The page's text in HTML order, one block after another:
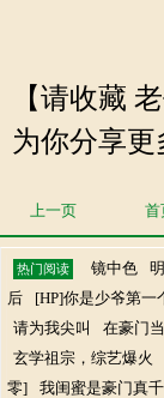
【请收藏
为你分享更
上一页 首
热门阅读 镜中色
后
[HP]你是少爷第一
请为我尖叫
在豪门
玄学祖宗，综艺爆火
零]
我闺蜜是豪门真千